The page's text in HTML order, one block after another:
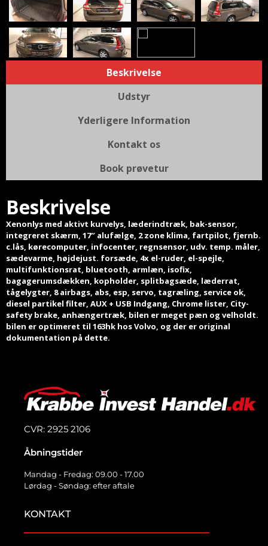
Beskrivelse
Udstyr
Yderligere Information
Kontakt os
Book prøvetur
Beskrivelse
Xenonlys med aktivt kurvelys, læderindtræk, bak-sensor,
integreret skærm, 17″ alufælge, 2 zone klima, fartpilot, fjernb.
c.lås, kørecomputer, infocenter, regnsensor, udv. temp. måler,
sædevarme, højdejust. forsæde, 4x el-ruder, el-spejle,
multifunktionsrat, bluetooth, armlæn, isofix,
bagagerumsdækken, kopholder, splitbagsæde, læderrat,
tågelygter, 8 airbags, abs, esp, servo, tagræling, service ok,
diesel partikel filter, AUX + USB Indgang, Chrome lister, City-
safety brake, anhængertræk, bilen er meget pæn og velholdt.
bilen er optimeret til 163hk hos Volvo, og der er original
dokumentation på dette.
CVR: 2925 2106
Åbningstider
Mandag - Fredag: 09.00 - 17.00
Lørdag - Søndag: efter aftale
KONTAKT